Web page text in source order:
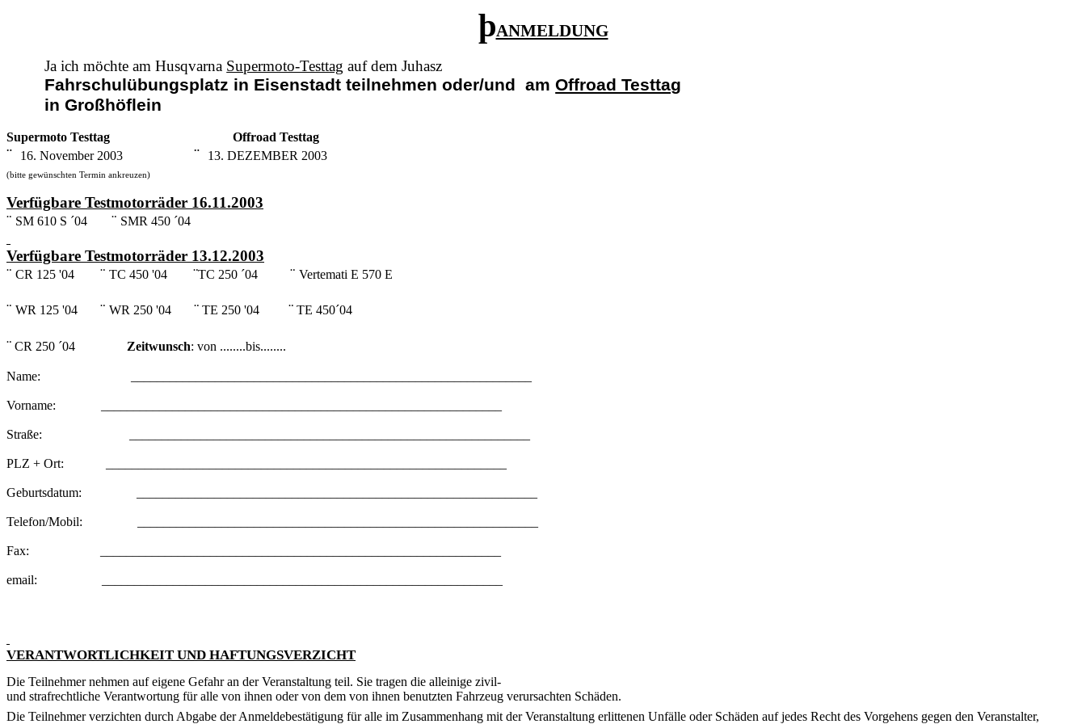
þANMELDUNG
Ja ich möchte am Husqvarna Supermoto-Testtag auf dem Juhasz
Fahrschulübungsplatz in Eisenstadt teilnehmen oder/und amOffroad Testtag
in Großhöflein
Supermoto Testtag Offroad Testtag
¨ 16. November 2003 ¨ 13. DEZEMBER 2003
(bitte gewünschten Termin ankreuzen)
Verfügbare Testmotorräder 16.11.2003
¨ SM 610 S ´04 ¨ SMR 450 ´04
Verfügbare Testmotorräder 13.12.2003
¨ CR 125 '04 ¨ TC 450 '04 ¨TC 250 ´04 ¨ Vertemati E 570 E
¨ WR 125 '04 ¨ WR 250 '04 ¨ TE 250 '04 ¨ TE 450´04
¨ CR 250 ´04 Zeitwunsch: von ........bis........
Name:
Vorname:
Straße:
PLZ + Ort:
Geburtsdatum:
Telefon/Mobil:
Fax:
email:
VERANTWORTLICHKEIT UND HAFTUNGSVERZICHT
Die Teilnehmer nehmen auf eigene Gefahr an der Veranstaltung teil. Sie tragen die alleinige zivil-
und strafrechtliche Verantwortung für alle von ihnen oder von dem von ihnen benutzten Fahrzeug verursachten Schäden.
Die Teilnehmer verzichten durch Abgabe der Anmeldebestätigung für alle im Zusammenhang mit der Veranstaltung erlittenen Unfälle oder Schäden auf jedes Recht des Vorgehens gegen den Veranstalter,